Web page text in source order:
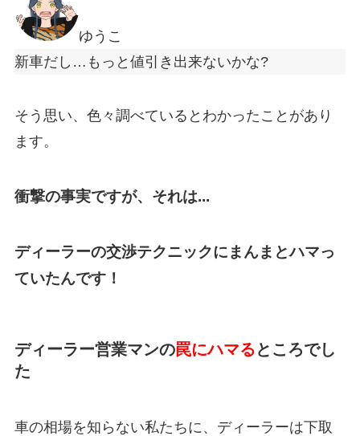
ゆうこ
新車だし…もっと値引き出来ないかな?
そう思い、色々調べているとわかったことがあり
ます。
衝撃の事実ですが、 それは...
ディーラーの交渉テクニックにまんまとハマっ
ていたんです！
ディーラー営業マンの罠にハマるところでし
た
車の相場を知らない私たちに、ディーラーは下取